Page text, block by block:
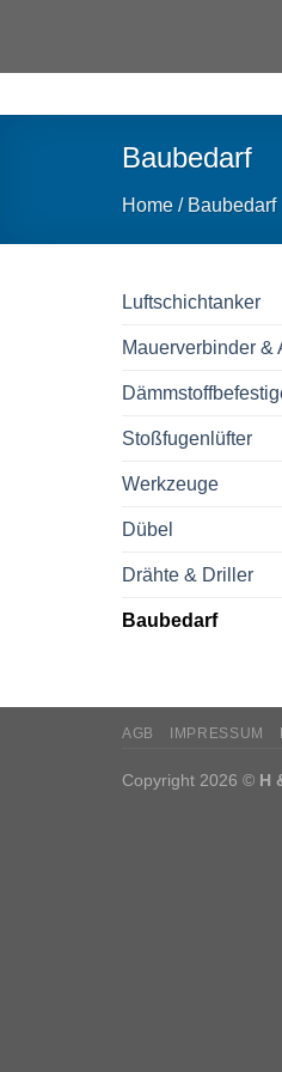
springen
Baubedarf
Home / Baubedarf
Luftschichtanker
Mauerverbinder &
Stoßfugenlüfter
Werkzeuge
Dübel
Drähte & Driller
Baubedarf
AGB IMPRESSUM
Copyright 2026 © H